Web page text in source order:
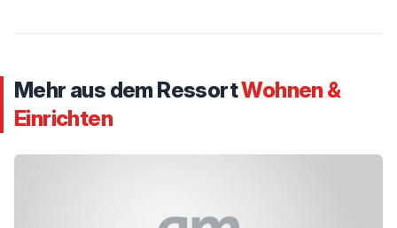
Mehr aus dem RessortWohnen &
Einrichten